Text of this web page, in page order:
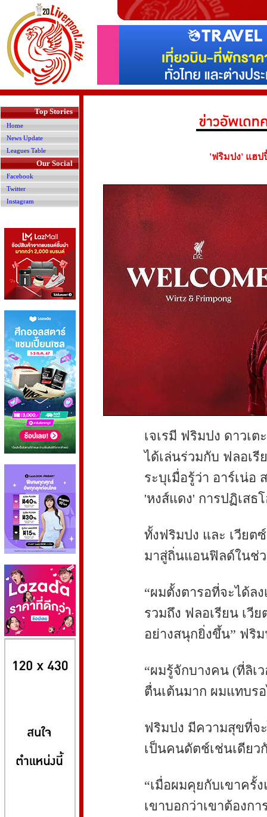
Top Stories
Home
News Update
Leagues Table
Our Social
Facebook
Twitter
Instagram
'ฟริมปง' แฮป
เจเรมี ฟริมปง ดาวเ
ได้เล่นร่วมกับ ฟลอเรี
ระบุเมื่อรู้ว่า อาร์เน่อ
'หงส์แดง' การปฏิเสธ
ทั้งฟริมปง และ เวียต
มาสู่ถิ่นแอนฟิลด์ในช่
“ผมตั้งตารอที่จะได้ล
รวมถึง ฟลอเรียน เวี
อย่างสนุกยิ่งขึ้น” ฟริ
“ผมรู้จักบางคน (ที่ลิเ
ตื่นเต้นมาก ผมแทบร
ฟริมปง มีความสุขที่จ
เป็นคนดัตช์เช่นเดียว
“เมื่อผมคุยกับเขาครั้
เขาบอกว่าเขาต้องก